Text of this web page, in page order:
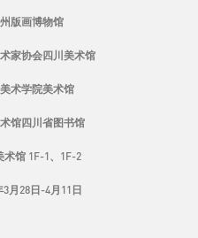
版画博物馆
家协会四川美术馆
术学院美术馆
馆四川省图书馆
术馆 1F-1、1F-2
月28日-4月11日